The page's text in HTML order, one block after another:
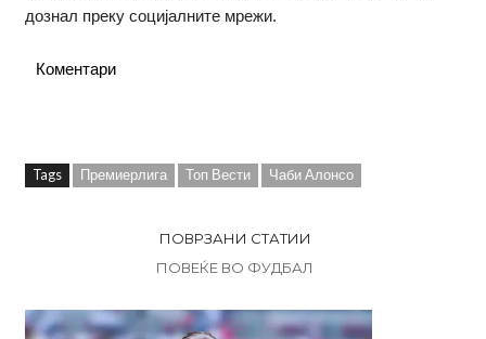
дознал преку социјалните мрежи.
Коментари
Tags Премиерлига Топ Вести Чаби Алонсо
ПОВРЗАНИ СТАТИИ
ПОВЕЌЕ ВО ФУДБАЛ